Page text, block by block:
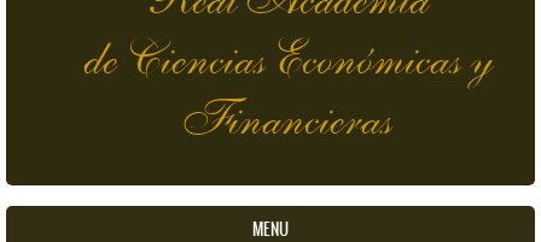
de Ciencias Económicas y
Financieras
MENU